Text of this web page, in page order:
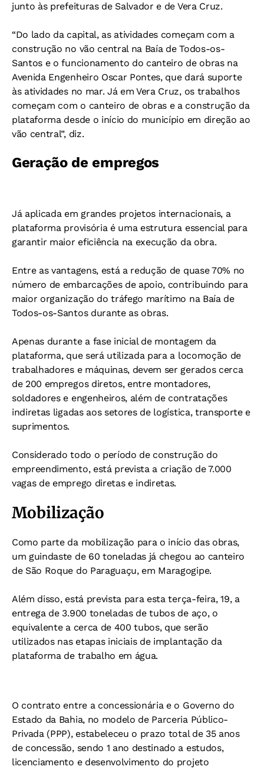
junto às prefeituras de Salvador e de Vera Cruz.
“Do lado da capital, as atividades começam com a
construção no vão central na Baía de Todos-os-
Santos e o funcionamento do canteiro de obras na
Avenida Engenheiro Oscar Pontes, que dará suporte
às atividades no mar. Já em Vera Cruz, os trabalhos
começam com o canteiro de obras e a construção da
plataforma desde o início do município em direção ao
vão central”, diz.
Geração de empregos
Já aplicada em grandes projetos internacionais, a
plataforma provisória é uma estrutura essencial para
garantir maior eficiência na execução da obra.
Entre as vantagens, está a redução de quase 70% no
número de embarcações de apoio, contribuindo para
maior organização do tráfego marítimo na Baía de
Todos-os-Santos durante as obras.
Apenas durante a fase inicial de montagem da
plataforma, que será utilizada para a locomoção de
trabalhadores e máquinas, devem ser gerados cerca
de 200 empregos diretos, entre montadores,
soldadores e engenheiros, além de contratações
indiretas ligadas aos setores de logística, transporte e
suprimentos.
Considerado todo o período de construção do
empreendimento, está prevista a criação de 7.000
vagas de emprego diretas e indiretas.
Mobilização
Como parte da mobilização para o início das obras,
um guindaste de 60 toneladas já chegou ao canteiro
de São Roque do Paraguaçu, em Maragogipe.
Além disso, está prevista para esta terça-feira, 19, a
entrega de 3.900 toneladas de tubos de aço, o
equivalente a cerca de 400 tubos, que serão
utilizados nas etapas iniciais de implantação da
plataforma de trabalho em água.
O contrato entre a concessionária e o Governo do
Estado da Bahia, no modelo de Parceria Público-
Privada (PPP), estabeleceu o prazo total de 35 anos
de concessão, sendo 1 ano destinado a estudos,
licenciamento e desenvolvimento do projeto